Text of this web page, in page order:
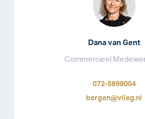
Dana van Gent
Commercieel
072-5898004
bergen@vlieg.nl